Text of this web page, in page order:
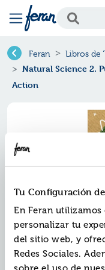
Tu Configuración
En Feran
personalizar tu
del sitio web, y
Redes Sociales.
Feran Libros de
Natural Science 2.
Action
Natural